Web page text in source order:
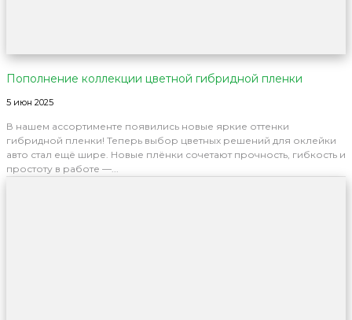
Пополнение коллекции цветной гибридной пленки
5 июн 2025
В нашем ассортименте появились новые яркие оттенки
гибридной пленки! Теперь выбор цветных решений для оклейки
авто стал ещё шире. Новые плёнки сочетают прочность, гибкость и
простоту в работе —...